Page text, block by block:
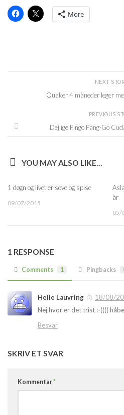
More
NEXT
Quaker 4 måneder leger
PREVIOUS
Dejlige Pingo Pang-Go
YOU MAY ALSO LIKE...
1 døgn og livet er sove og spise
09/07/2015
år
05/
1 RESPONSE
Comments 1 Pingbacks
Helle Lauvring
18/08/
Nej hvor er det trist :-((((
Besvar
SKRIV ET SVAR
Kommentar*